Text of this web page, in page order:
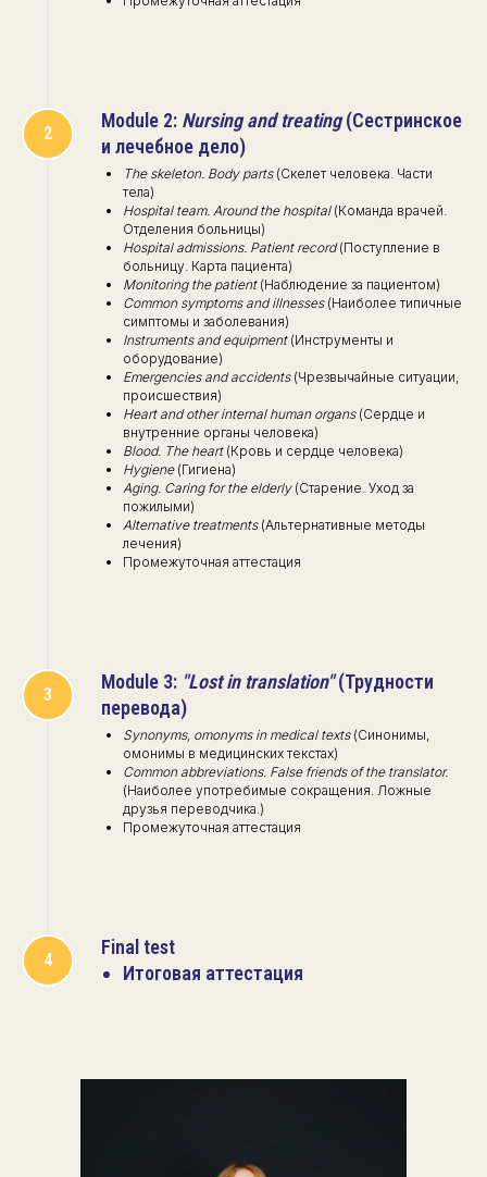
Module 2: Nursing and treating(Сестринское
и лечебное дело)
The skeleton. Body parts(Скелет человека. Части
тела)
Hospital team. Around the hospital(Команда врачей.
Отделения больницы)
Hospital admissions. Patient record(Поступление в
больницу. Карта пациента)
Monitoring the patient(Наблюдение за пациентом)
Common symptoms and illnesses(Наиболее типичные
симптомы и заболевания)
Instruments and equipment(Инструменты и
оборудование)
Emergencies and accidents(Чрезвычайные ситуации,
происшествия)
Heart and other internal human organs (Сердце и
внутренние органы человека)
Blood. The heart(Кровь и сердце человека)
Hygiene(Гигиена)
Aging. Caring for the elderly(Старение. Уход за
пожилыми)
Alternative treatments (Альтернативные методы
лечения)
Промежуточная аттестация
Module 3: "Lost in translation"(Трудности
перевода)
Synonyms, omonyms in medical texts(Синонимы,
омонимы в медицинских текстах)
Common abbreviations. False friends of the translator.
(Наиболее употребимые сокращения. Ложные
друзья переводчика.)
Промежуточная аттестация
Final test
Итоговая аттестация